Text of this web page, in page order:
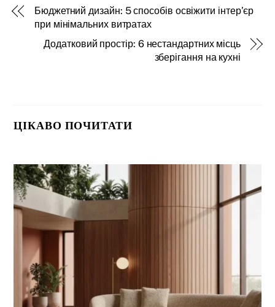
Бюджетний дизайн: 5 способів освіжити інтер’єр
при мінімальних витратах
Додатковий простір: 6 нестандартних місць
зберігання на кухні
ЦІКАВО ПОЧИТАТИ